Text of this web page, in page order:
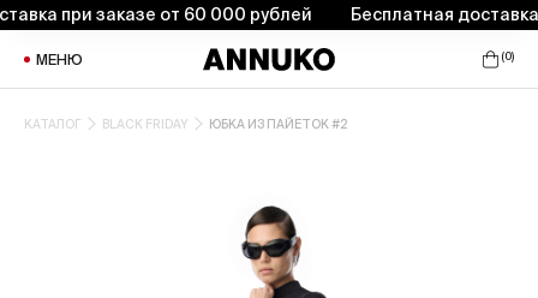
при заказе от 60 000 рублей Бесплатная доставка
МЕНЮ (0)
КАТАЛОГ BLACK FRIDAY ЮБКА ИЗ ПАЙЕТОК #2